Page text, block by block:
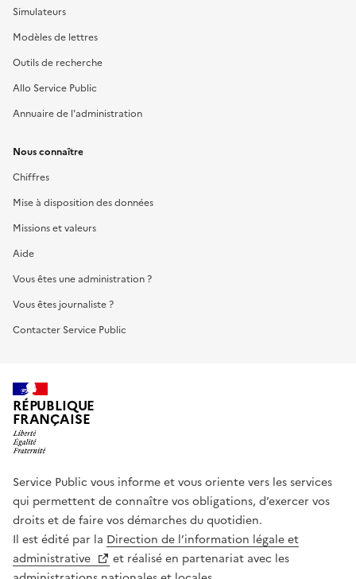
Simulateurs
Modèles de lettres
Outils de recherche
Allo Service Public
Annuaire de l'administration
Nous connaître
Chiffres
Mise à disposition des données
Missions et valeurs
Aide
Vous êtes une administration ?
Vous êtes journaliste ?
Contacter Service Public
RÉPUBLIQUE
FRANÇAISE
Service Public vous informe et vous oriente vers les services
qui permettent de connaître vos obligations, d’exercer vos
droits et de faire vos démarches du quotidien.
Il est édité par la Direction de l’information légale et
administrative
et réalisé en partenariat avec les